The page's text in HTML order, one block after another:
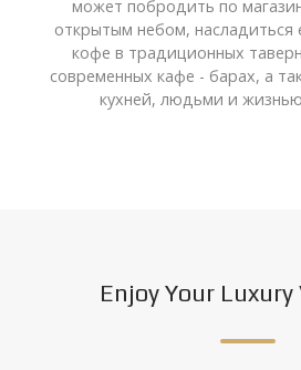
может побродить по
открытым небом, насладиться
кофе в традиционных
современных кафе - барах, а
кухней, людьми и
Enjoy Your